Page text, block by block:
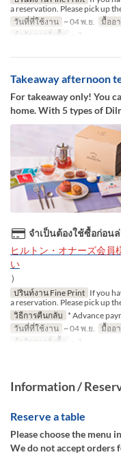
a reservation. Please pick up
วันที่ที่ใช้งาน ~ 04 พ.ย. มื้ออ
จำกัดการสั่งซื้อ
~ 3
Takeaway afternoon
For takeaway only! You
home. With 5 types of
จำเป็นต้องใช้ซื้อก่อน
ヒルトン・オナーズ会員
い
）
ปรินท์งาน Fine Print If you
a reservation. Please pick up
วิธีการคืนกลับ * Advance
วันที่ที่ใช้งาน ~ 04 พ.ย. มื้ออ
จำกัดการสั่งซื้อ
~ 3
Information /
Reserve a table
Please choose the menu
We do not accept orders